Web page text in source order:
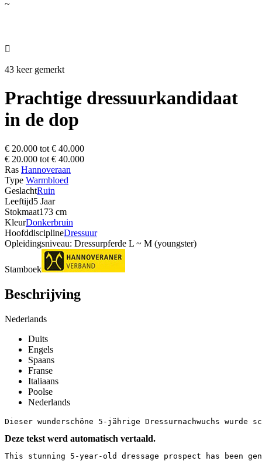
~

43 keer gemerkt
Prachtige dressuurkandidaat
in de dop
€ 20.000 tot € 40.000
€ 20.000 tot € 40.000
Ras Hannoveraan
Type Warmbloed
GeslachtRuin
Leeftijd5 Jaar
Stokmaat173 cm
KleurDonkerbruin
HoofddisciplineDressuur
Opleidingsniveau: Dressurpferde L ~ M (youngster)
Stamboek
Beschrijving
Nederlands
Duits
Engels
Spaans
Franse
Italiaans
Poolse
Nederlands
Dieser wunderschöne 5-jährige Dressurnachwuchs
Deze tekst werd automatisch vertaald.
This stunning 5-year-old dressage prospect has